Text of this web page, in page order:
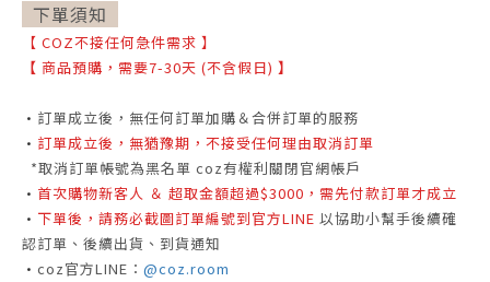
下單須知
【 COZ不接任何急件需求 】
【 商品預購，需要7-30天 (不含假日) 】
• 訂單成立後，無任何訂單加購＆合併訂單的服務
• 訂單成立後，無猶豫期，不接受任何理由取消訂單
*取消訂單帳號為黑名單 coz有權利關閉官網帳戶
• 首次購物新客人 ＆ 超取金額超過$3000，需先付款訂單才成立
• 下單後，請務必截圖訂單編號到官方LINE 以協助小幫手後續確
認訂單、後續出貨、到貨通知
• coz官方LINE： @coz.room